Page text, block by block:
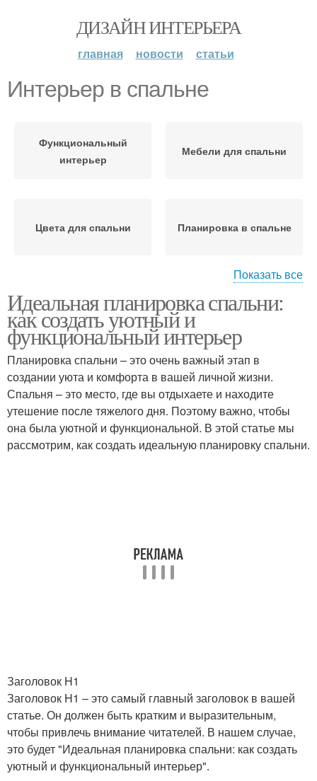
ДИЗАЙН ИНТЕРЬЕРА
главная новости статьи
Интерьер в спальне
Функциональный
интерьер
Мебели для спальни
Цвета для спальни Планировка в спальне
Мебели в спальне Освещение в спальне
Приятный интерьер Чистота в спальне
Показать все
Идеальная планировка спальни:
как создать уютный и
функциональный интерьер
Планировка спальни – это очень важный этап в
создании уюта и комфорта в вашей личной жизни.
Спальня – это место, где вы отдыхаете и находите
утешение после тяжелого дня. Поэтому важно, чтобы
она была уютной и функциональной. В этой статье мы
рассмотрим, как создать идеальную планировку спальни.
Заголовок H1
Заголовок H1 – это самый главный заголовок в вашей
статье. Он должен быть кратким и выразительным,
чтобы привлечь внимание читателей. В нашем случае,
это будет "Идеальная планировка спальни: как создать
уютный и функциональный интерьер".